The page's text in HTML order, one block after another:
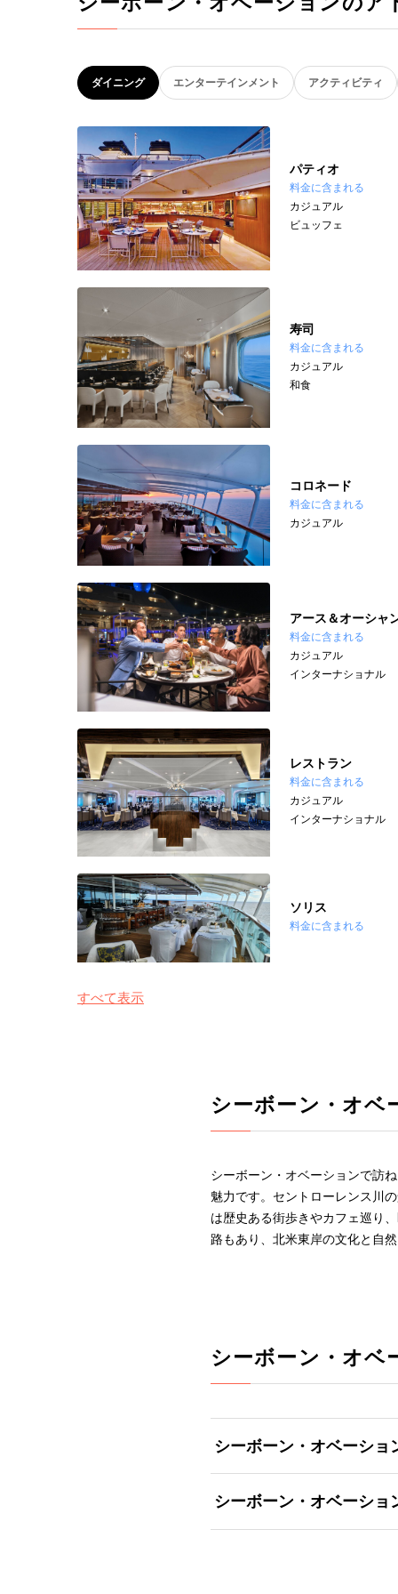
ダイニング エンターテインメント アクティビティ
パティオ
料金に含まれる
カジュアル
ビュッフェ
寿司
料金に含まれる
カジュアル
和食
コロネード
料金に含まれる
カジュアル
アース＆オーシャ
料金に含まれる
カジュアル
インターナショナル
レストラン
料金に含まれる
カジュアル
インターナショナル
ソリス
料金に含まれる
すべて表示
シーボーン・オベ
シーボーン・オベーションで訪
魅力です。セントローレンス川
は歴史ある街歩きやカフェ巡り
路もあり、北米東岸の文化と自
シーボーン・オベ
シーボーン・オベーショ
シーボーン・オベーショ